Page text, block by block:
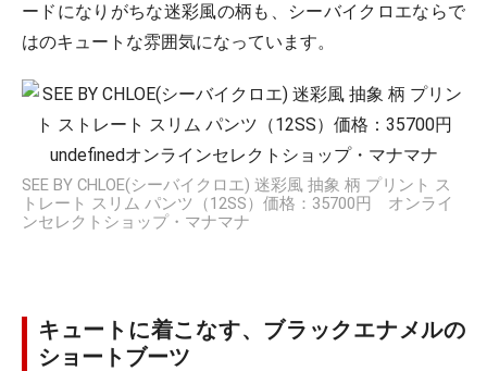
ードになりがちな迷彩風の柄も、シーバイクロエならで
はのキュートな雰囲気になっています。
SEE BY CHLOE(シーバイクロエ) 迷彩風 抽象 柄 プリント ス
トレート スリム パンツ（12SS）価格：35700円 オンライ
ンセレクトショップ・マナマナ
キュートに着こなす、ブラックエナメルの
ショートブーツ